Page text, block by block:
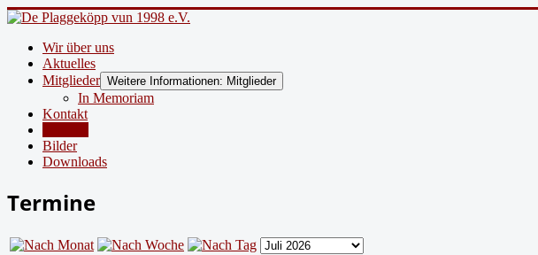
Wir über uns
Aktuelles
Mitglieder Weitere Informationen: Mitglieder
In Memoriam
Kontakt
Bilder
Downloads
Termine